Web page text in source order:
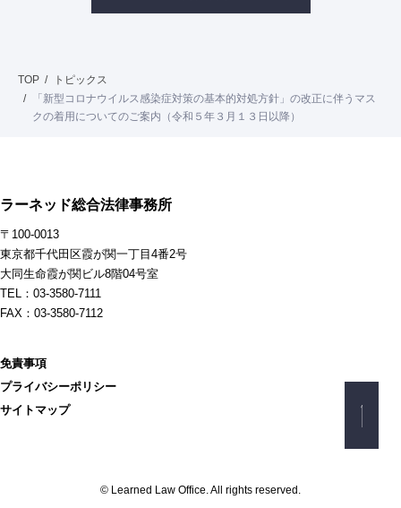
TOP
トピックス
「新型コロナウイルス感染症対策の基本的対処方針」の改正に伴うマス
クの着用についてのご案内（令和５年３月１３日以降）
ラーネッド総合法律事務所
〒100-0013
東京都千代田区霞が関一丁目4番2号
大同生命霞が関ビル8階04号室
TEL：03-3580-7111
FAX：03-3580-7112
免責事項
プライバシーポリシー
サイトマップ
© Learned Law Office. All rights reserved.